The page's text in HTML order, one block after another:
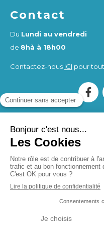
Appeler
Contact
Du Lundi au vendredi
de 8hà à 18h00
Contactez-nous ICI pour
Association Humankind
00014
. Organisme de
numéro d'activité
Humankind Wellbeing